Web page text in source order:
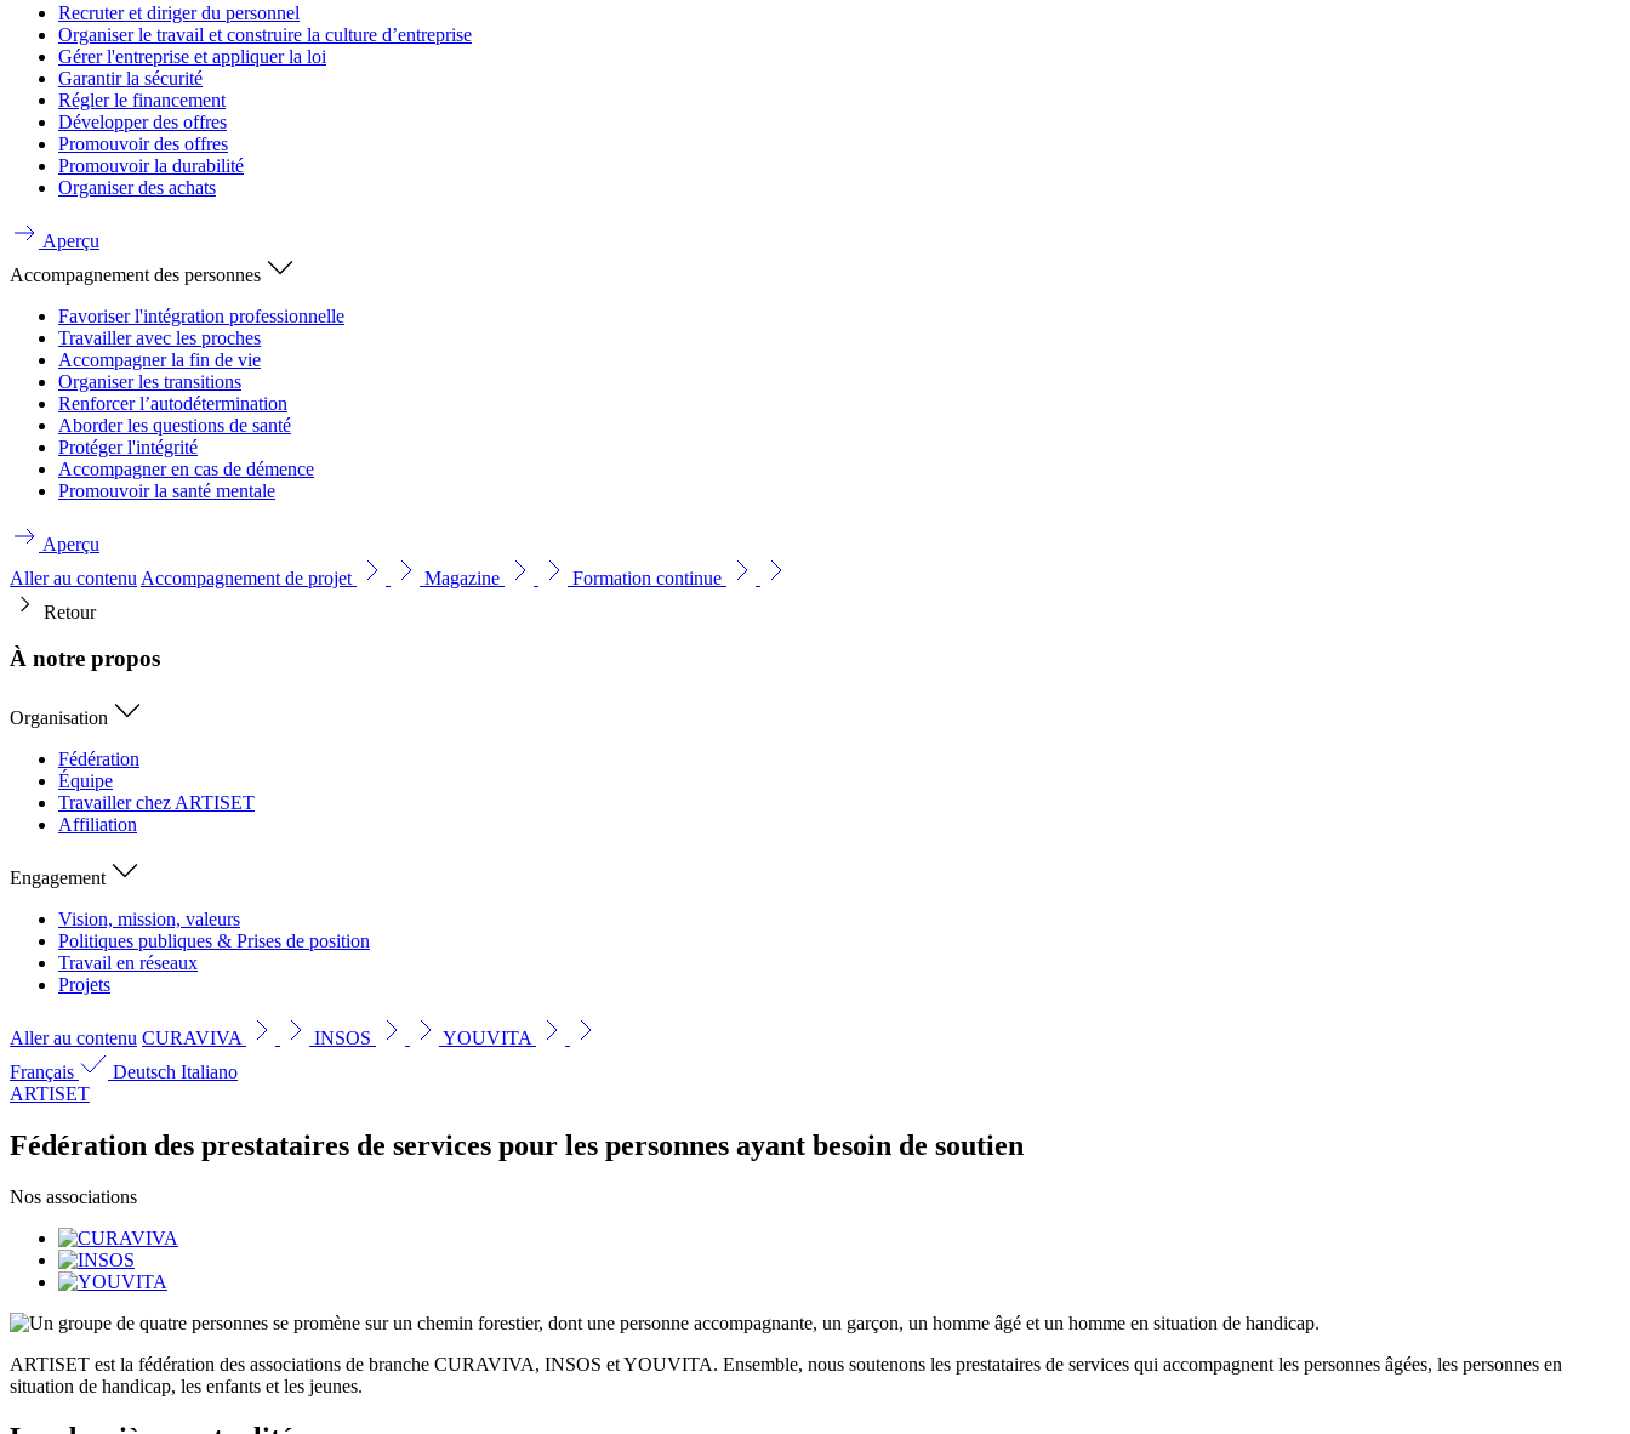
Recruter et diriger du personnel
Organiser le travail et construire la culture d’entreprise
Gérer l'entreprise et appliquer la loi
Garantir la sécurité
Régler le financement
Développer des offres
Promouvoir des offres
Promouvoir la durabilité
Organiser des achats
Aperçu
Accompagnement des personnes
Favoriser l'intégration professionnelle
Travailler avec les proches
Accompagner la fin de vie
Organiser les transitions
Renforcer l’autodétermination
Aborder les questions de santé
Protéger l'intégrité
Accompagner en cas de démence
Promouvoir la santé mentale
Aperçu
Aller au contenu Accompagnement de projet Magazine
Formation continue
Retour
À notre propos
Organisation
Fédération
Équipe
Travailler chez ARTISET
Affiliation
Engagement
Vision, mission, valeurs
Politiques publiques & Prises de position
Travail en réseaux
Projets
Aller au contenu CURAVIVA INSOS
YOUVITA
Français
Deutsch Italiano
ARTISET
Fédération des prestataires de services pour les personnes ayant besoin de soutien
Nos associations
ARTISET est la fédération des associations de branche CURAVIVA, INSOS et YOUVITA. Ensemble, nous soutenons les prestataires de services qui accompagnent les personnes âgées, les personnes en
situation de handicap, les enfants et les jeunes.